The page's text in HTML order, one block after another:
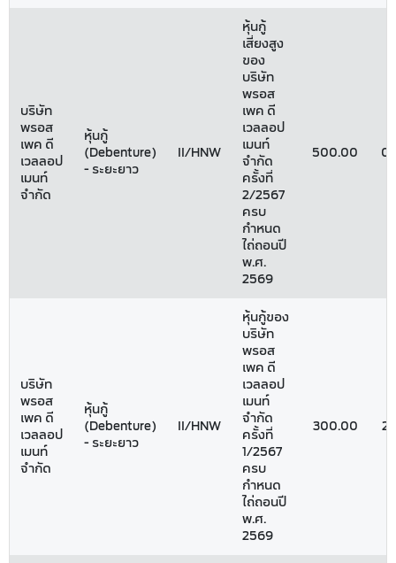
บริษัท
พรอส
เพค ดี
เวลลอป
เมนท์
จำกัด
หุ้นกู้
(Debenture)
- ระยะยาว
II/HNW
หุ้นกู้
เสี่ยงสูง
ของ
บริษัท
พรอส
เพค ดี
เวลลอป
เมนท์
จำกัด
ครั้งที่
2/2567
ครบ
กำหนด
ไถ่ถอนปี
พ.ศ.
2569
500.00
บริษัท
พรอส
เพค ดี
เวลลอป
เมนท์
จำกัด
หุ้นกู้
(Debenture)
- ระยะยาว
II/HNW
หุ้นกู้ของ
บริษัท
พรอส
เพค ดี
เวลลอป
เมนท์
จำกัด
ครั้งที่
1/2567
ครบ
กำหนด
ไถ่ถอนปี
พ.ศ.
2569
300.00